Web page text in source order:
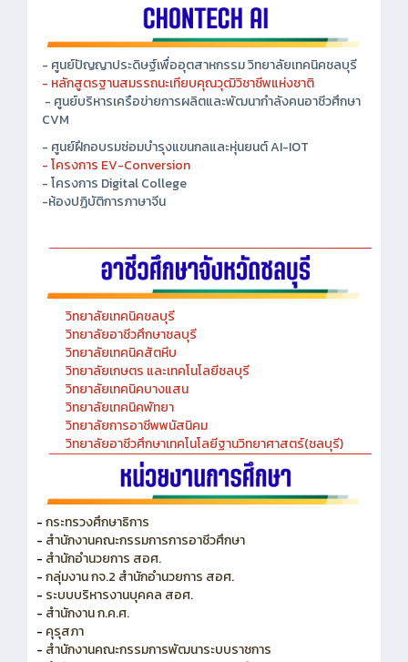
- ศูนย์ปัญญาประดิษฐ์เพื่ออุตสาหกรรม วิทยาลัยเทคนิคชลบุรี
- หลักสูตรฐานสมรรถนะเทียบคุณวุฒิวิชาชีพแห่งชาติ
- ศูนย์บริหารเครือข่ายการผลิตและพัฒนากำลังคนอาชีวศึกษา
CVM
- ศูนย์ฝึกอบรมซ่อมบำรุงแขนกลและหุ่นยนต์ AI-IOT
- โครงการ EV-Conversion
- โครงการ Digital College
-ห้องปฏิบัติการภาษาจีน
วิทยาลัยเทคนิคชลบุรี
วิทยาลัยอาชีวศึกษาชลบุรี
วิทยาลัยเทคนิคสัตหีบ
วิทยาลัยเกษตร และเทคโนโลยีชลบุรี
วิทยาลัยเทคนิคบางแสน
วิทยาลัยเทคนิคพัทยา
วิทยาลัยการอาชีพพนัสนิคม
วิทยาลัยอาชีวศึกษาเทคโนโลยีฐานวิทยาศาสตร์(ชลบุรี)
-กระทรวงศึกษาธิการ
- สำนักงานคณะกรรมการการอาชีวศึกษา
- สำนักอำนวยการ สอศ.
-กลุ่มงาน กจ.2 สำนักอำนวยการ สอศ.
- ระบบบริหารงานบุคคล สอศ.
- สำนักงาน ก.ค.ศ.
- คุรุสภา
- สำนักงานคณะกรรมการพัฒนาระบบราชการ